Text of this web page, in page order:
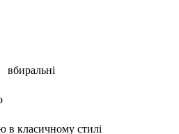
вбиральні
в класичному стилі